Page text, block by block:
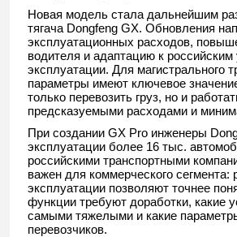
Новая модель стала дальнейшим
тягача Dongfeng GX. Обновления
эксплуатационных расходов,
водителя и адаптацию к
эксплуатации. Для магистрального
параметры имеют ключевое
только перевозить груз, но и
предсказуемыми расходами и
При создании GX Pro инженеры
эксплуатации более 16 тыс.
российскими транспортными
важен для коммерческого
эксплуатации позволяют точнее
функции требуют доработки, какие
самыми тяжелыми и какие
перевозчиков.